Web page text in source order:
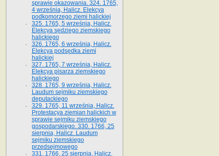
sprawie okazowania. 324. 1765,
4 września, Halicz. Elekcya
podkomorzego ziemi halickiej
325. 1765, 5 września, Halicz.
Elekcya sędziego ziemskiego
halickiego
326. 1765, 6 września, Halicz.
Elekcya podsędka ziemi
halickiej
327. 1765, 7 września, Halicz.
Elekcya pisarza ziemskiego
halickiego
328. 1765, 9 września, Halicz.
Laudum sejmiku ziemskiego
deputackiego
329. 1765, 11 września, Halicz.
Protestacya ziemian halickich w
sprawie sejmiku ziemskiego
gospodarskiego. 330. 1766, 25
sierpnia, Halicz. Laudum
sejmiku ziemskiego
przedsejmowego
331. 1766, 25 sierpnia, Halicz.